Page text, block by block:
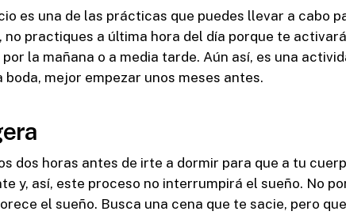
es una de las prácticas que puedes llevar a cabo
no practiques a última hora del día porque te
la mañana o a media tarde. Aún así, es una
boda, mejor empezar unos meses antes.
dos horas antes de irte a dormir para que a tu
y, así, este proceso no interrumpirá el sueño. No
el sueño. Busca una cena que te sacie, pero